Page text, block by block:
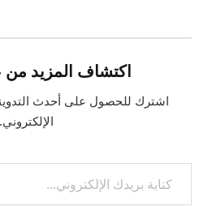
اكتشاف المزيد من
اشترك للحصول على أحدث
الإلكتروني.
كتابة بريدك الإلكتروني...